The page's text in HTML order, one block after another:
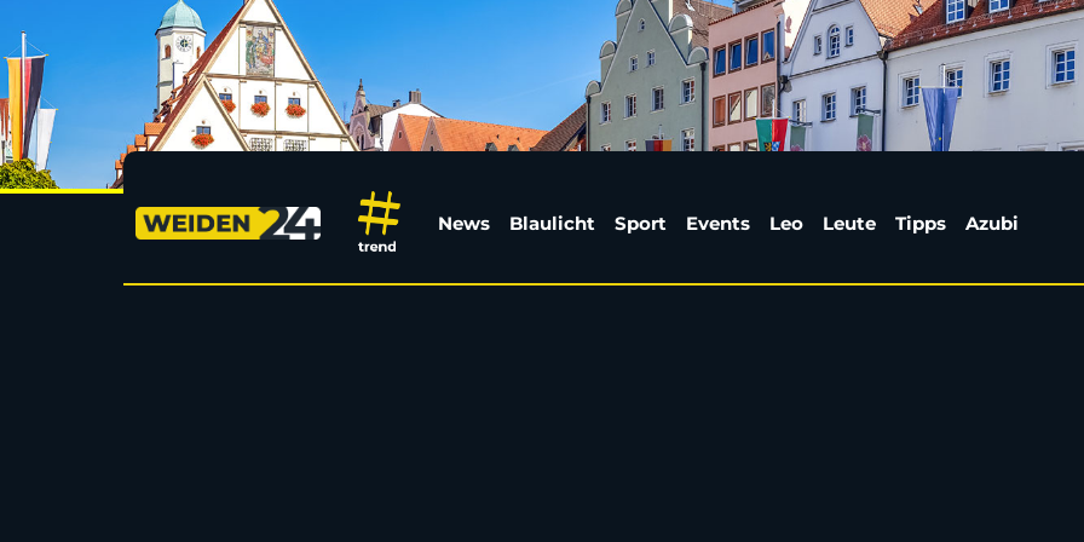
Als jüngste Frau: Swift jetzt in Ruhmeshalle
News Blaulicht Sport Events Leo Leute Tipps Azubi